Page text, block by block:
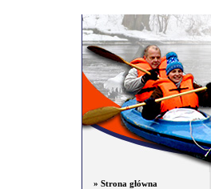
» Strona główna